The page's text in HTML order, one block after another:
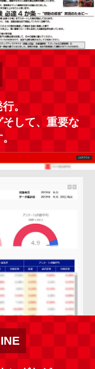
行。
して、重要な
。